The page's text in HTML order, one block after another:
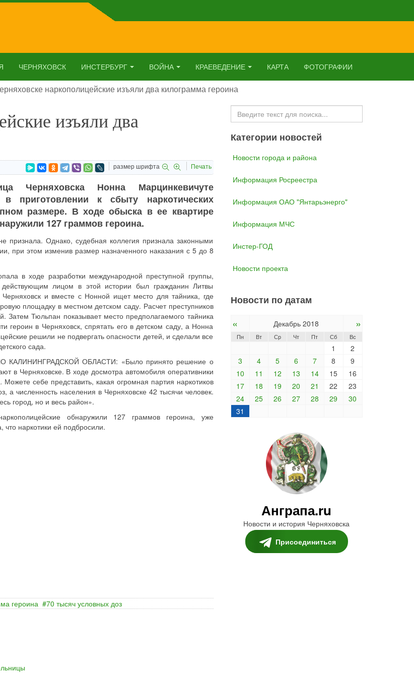
ЧЕРНЯХОВСК ИНСТЕРБУРГ ВОЙНА КРАЕВЕДЕНИЕ КАРТА ФОТОГРАФИИ
наркополицейские изъяли два килограмма героина
изъяли два
размер шрифта Печать
Черняховска Нонна Марцинкевичуте
приготовлении к сбыту наркотических
размере. В ходе обыска в ее квартире
127 граммов героина.
признала. Однако, судебная коллегия признала законными
при этом изменив размер назначенного наказания с 5 до 8
в ходе разработки международной преступной группы,
лицом в этой истории был гражданин Литвы
и вместе с Нонной ищет место для тайника, где
площадку в местном детском саду. Расчет преступников
Затем Тюльпан показывает место предполагаемого тайника
героин в Черняховск, спрятать его в детском саду, а Нонна
решили не подвергать опасности детей, и сделали все
сада.
ОБЛАСТИ: «Было принято решение о
в Черняховске. В ходе досмотра автомобиля оперативники
себе представить, какая огромная партия наркотиков
численность населения в Черняховске 42 тысячи человек.
город, но и весь район».
обнаружили 127 граммов героина, уже
наркотики ей подбросили.
героина 70 тысяч условных доз
Искать...
Категории новостей
Новости города и района
Информация Росреестра
Информация ОАО "Янтарьэнерго"
Информация МЧС
Инстер-ГОД
Новости проекта
Новости по датам
« Декабрь 2018 »
Пн Вт Ср Чт Пт Сб Вс
1
2
3
4 5 6 7 8
9
10
11 12 13 14 15
16
17
18 19 20 21 22
23
24
25 26 27 28 29
30
31
Анграпа.ru
Новости и история Черняховска
Присоединиться